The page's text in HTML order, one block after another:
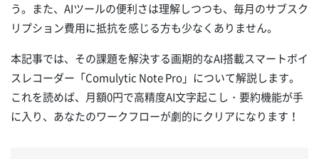
う。また、AIツールの便利さは理解しつつも、毎月のサブスク
リプション費用に抵抗を感じる方も少なくありません。
本記事では、その課題を解決する画期的なAI搭載スマートボイ
スレコーダー「Comulytic Note Pro」について解説します。
これを読めば、月額0円で高精度AI文字起こし・要約機能が手
に入り、あなたのワークフローが劇的にクリアになります！